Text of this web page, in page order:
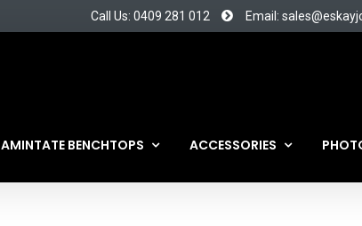
Call Us: 0409 281 012 Email:
BENCHTOPS ACCESSORIES